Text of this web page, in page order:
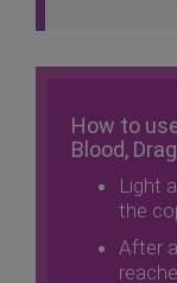
How to
Blood,
Light
the
After